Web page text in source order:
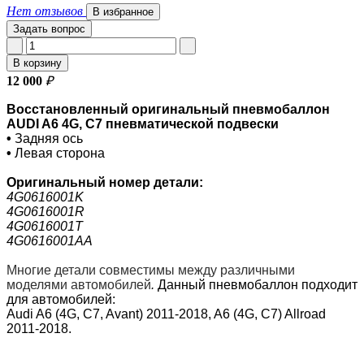
Нет отзывов
В избранное
Задать вопрос
В корзину
12 000 ₽
Восстановленный оригинальный пневмобаллон
AUDI A6 4G, C7 пневматической подвески
• Задняя ось
• Левая сторона
Оригинальный номер детали:
4G0616001K
4G0616001R
4G0616001T
4G0616001AA
Многие детали совместимы между различными
моделями автомобилей. Данный пневмобаллон подходит
для автомобилей:
Audi A6 (4G, C7, Avant) 2011-2018, A6 (4G, C7) Allroad
2011-2018.